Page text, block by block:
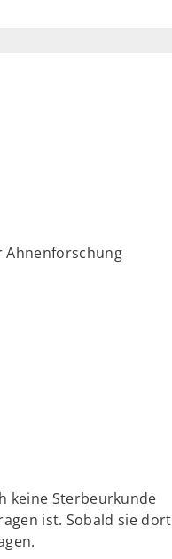
Ahnenforschung
keine Sterbeurkunde
ist. Sobald sie dort